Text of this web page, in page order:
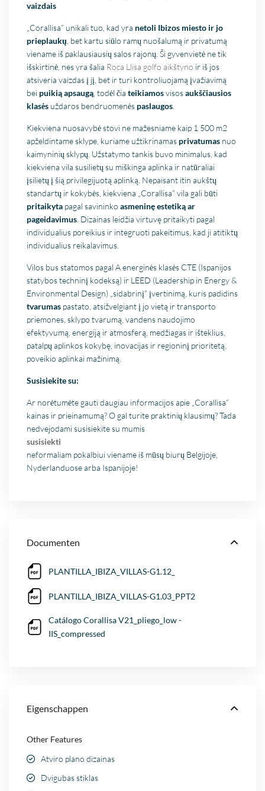
vaizdais
„Corallisa” unikali tuo, kad yra netoli Ibizos miesto ir jo
prieplaukų , bet kartu siūlo ramų nuošalumą ir privatumą
viename iš paklausiausių salos rajonų. Ši gyvenvietė ne tik
išskirtinė, nes yra šalia Roca Llisa golfo aikštyno ir iš jos
atsiveria vaizdas į jį, bet ir turi kontroliuojamą įvažiavimą
bei puikią apsaugą , todėl čiateikiamosvisosaukščiausios
klasės uždaros bendruomenės paslaugos
Kiekviena nuosavybė stovi ne mažesniame kaip 1 500 m2
apželdintame sklype, kuriame užtikrinamas privatumas nuo
kaimyninių sklypų. Užstatymo tankis buvo minimalus, kad
kiekviena vila susilietų su miškinga aplinka ir natūraliai
įsilietų į šią privilegijuotą aplinką. Nepaisant itin aukštų
standartų ir kokybės, kiekviena „Corallisa” vila gali būti
pritaikyta pagal savininkoasmeninę estetiką ar
pageidavimus . Dizainas leidžia virtuvę pritaikyti pagal
individualius poreikius ir integruoti pakeitimus, kad ji atitiktų
individualius reikalavimus.
Vilos bus statomos pagal A energinės klasės CTE (Ispanijos
statybos techninį kodeksą) ir LEED (Leadership in Energy &
Environmental Design) „sidabrinį” įvertinimą, kuris padidins
tvarumas pastato, atsižvelgiant į jo vietą ir transporto
priemones, sklypo tvarumą, vandens naudojimo
efektyvumą, energiją ir atmosferą, medžiagas ir išteklius,
patalpų aplinkos kokybę, inovacijas ir regioninį prioritetą,
poveikio aplinkai mažinimą.
Susisiekite su:
Ar norėtumėte gauti daugiau informacijos apie „Corallisa”
kainas ir prieinamumą? O gal turite praktinių klausimų? Tada
nedvejodami susisiekite su mumis
susisiekti
neformaliam pokalbiui viename iš mūsų biurų Belgijoje,
Nyderlanduose arba Ispanijoje!
Documenten
PLANTILLA_IBIZA_VILLAS-G1.12_
PLANTILLA_IBIZA_VILLAS-G1.03_PPT2
Catálogo Corallisa V21_pliego_low -
IIS_compressed
Eigenschappen
Other Features
Atviro plano dizainas
Dvigubas stiklas